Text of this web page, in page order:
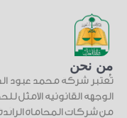
من نحن
تُعتبر شركة محمد عبود
الوجهة القانونية الأمثل
من شركات المحاماة